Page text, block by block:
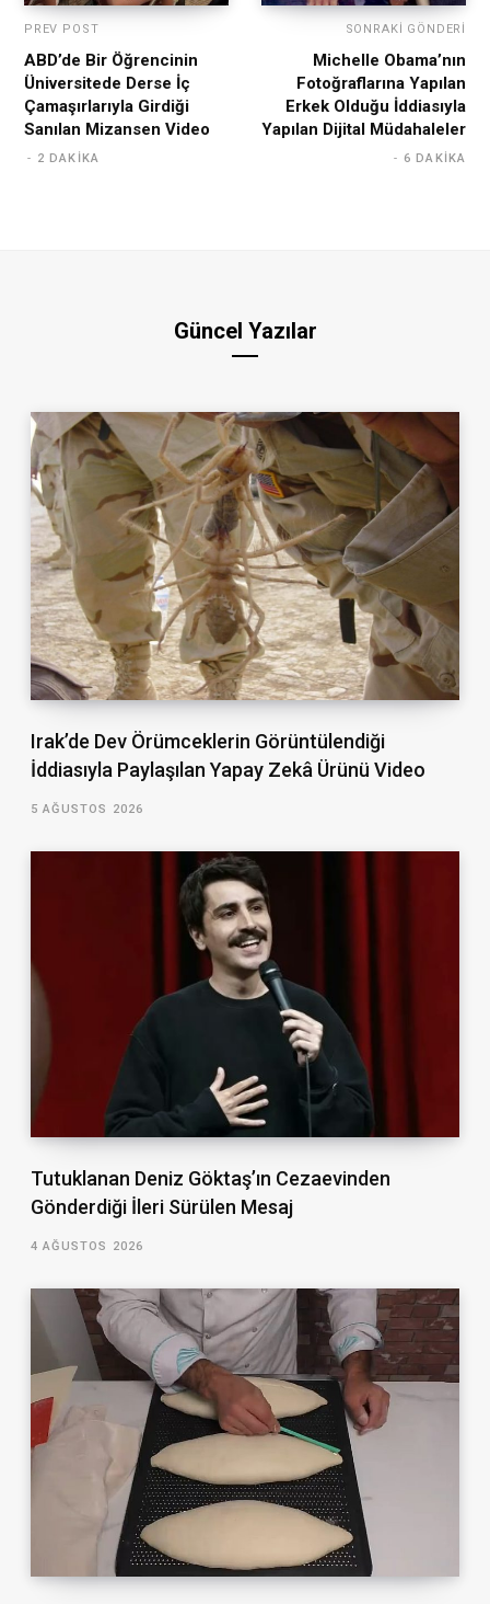
PREV POST
ABD’de Bir Öğrencinin
Üniversitede Derse İç
Çamaşırlarıyla Girdiği
Sanılan Mizansen Video
2 DAKIKA
SONRAKI GÖNDERI
Michelle Obama’nın
Fotoğraflarına Yapılan
Erkek Olduğu İddiasıyla
Yapılan Dijital Müdahaleler
6 DAKIKA
Güncel Yazılar
Irak’de Dev Örümceklerin Görüntülendiği
İddiasıyla Paylaşılan Yapay Zekâ Ürünü Video
5 AĞUSTOS 2026
Tutuklanan Deniz Göktaş’ın Cezaevinden
Gönderdiği İleri Sürülen Mesaj
4 AĞUSTOS 2026